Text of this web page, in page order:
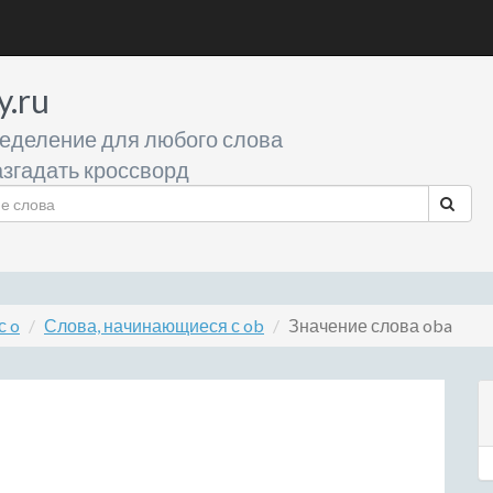
для любого слова
кроссворд
o Слова, начинающиеся с ob Значение слова oba